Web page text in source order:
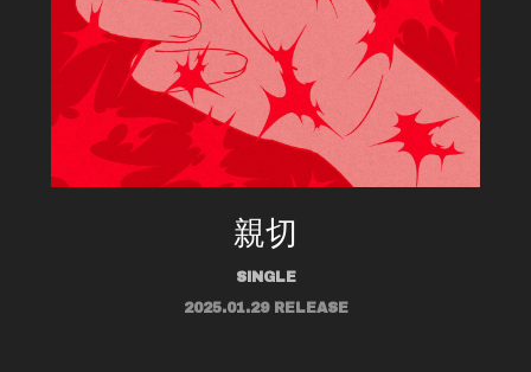
親切
SINGLE
2025.01.29 RELEASE